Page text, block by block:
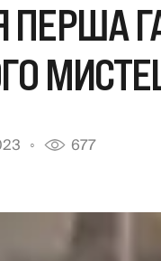
ПЕРША
677